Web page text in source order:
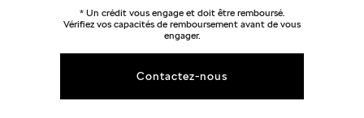
Contactez-nous
* Un crédit vous engage et doit être remboursé.
Vérifiez vos capacités de remboursement avant de vous
engager.